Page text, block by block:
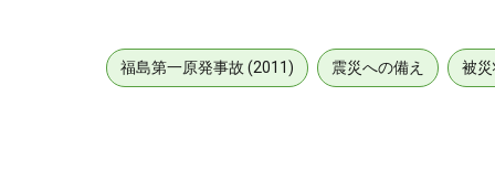
福島第一原発事故 (2011) 震災への備え 被災